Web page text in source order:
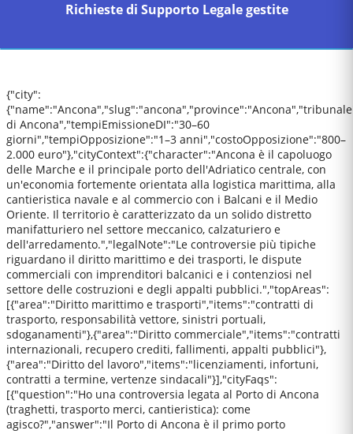
Richieste di Supporto Legale gestite
{"city":
di Ancona","tempiEmissioneDI":"30–60
giorni","tempiOpposizione":"1–3 anni","costoOpposizione":"800–
2.000 euro"},"cityContext":{"character":"Ancona è il capoluogo
delle Marche e il principale porto dell'Adriatico centrale, con
un'economia fortemente orientata alla logistica marittima, alla
cantieristica navale e al commercio con i Balcani e il Medio
Oriente. Il territorio è caratterizzato da un solido distretto
manifatturiero nel settore meccanico, calzaturiero e
dell'arredamento.","legalNote":"Le controversie più tipiche
riguardano il diritto marittimo e dei trasporti, le dispute
commerciali con imprenditori balcanici e i contenziosi nel
settore delle costruzioni e degli appalti pubblici.","topAreas":
[{"area":"Diritto marittimo e trasporti","items":"contratti di
trasporto, responsabilità vettore, sinistri portuali,
sdoganamenti"},{"area":"Diritto commerciale","items":"contratti
internazionali, recupero crediti, fallimenti, appalti pubblici"},
{"area":"Diritto del lavoro","items":"licenziamenti, infortuni,
contratti a termine, vertenze sindacali"}],"cityFaqs":
[{"question":"Ho una controversia legata al Porto di Ancona
(traghetti, trasporto merci, cantieristica): come
agisco?","answer":"Il Porto di Ancona è il primo porto